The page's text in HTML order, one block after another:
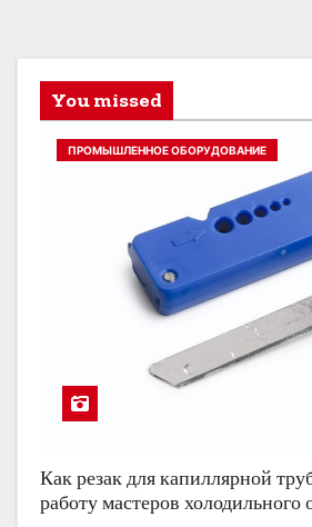
You missed
ПРОМЫШЛЕННОЕ ОБОРУДОВАНИЕ
Как резак для капиллярной
работу мастеров холодильного